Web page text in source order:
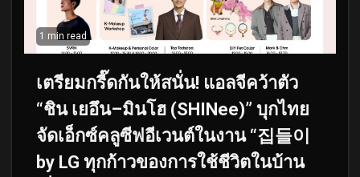
1 min read
เตรียมกรี๊ดกันให้สนั่น! แอลจีคว้าตัว
“ชิน เยอึน–มินโฮ (SHINee)” บุกไทย
จัดเอ็กซ์คลูซีฟอีเวนต์ในงาน “집들이
by LG ทุกก้าวของการใช้ชีวิตในบ้าน